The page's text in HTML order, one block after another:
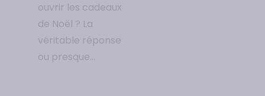
ouvrir les cadeaux
de Noël ? La
véritable réponse
ou presque…